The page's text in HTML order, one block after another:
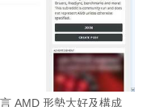
AMD 形勢大好及構成